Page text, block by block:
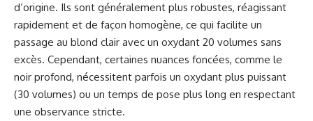
d’origine. Ils sont généralement plus robustes, réagissant
rapidement et de façon homogène, ce qui facilite un
passage au blond clair avec un oxydant 20 volumes sans
excès. Cependant, certaines nuances foncées, comme le
noir profond, nécessitent parfois un oxydant plus puissant
(30 volumes) ou un temps de pose plus long en respectant
une observance stricte.